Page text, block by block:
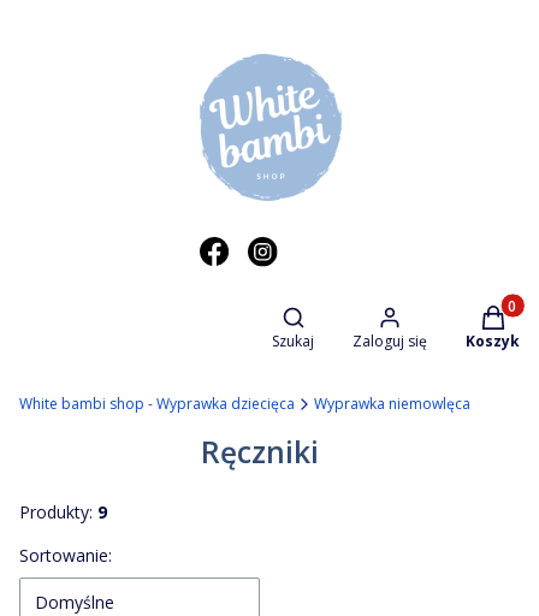
Otwórz wyszukiwarkę
Szukaj Zaloguj się Koszyk
White bambi shop - Wyprawka dziecięca Wyprawka niemowlęca
Ręczniki
Produkty: 9
Lista produktów
Sortowanie:
Domyślne